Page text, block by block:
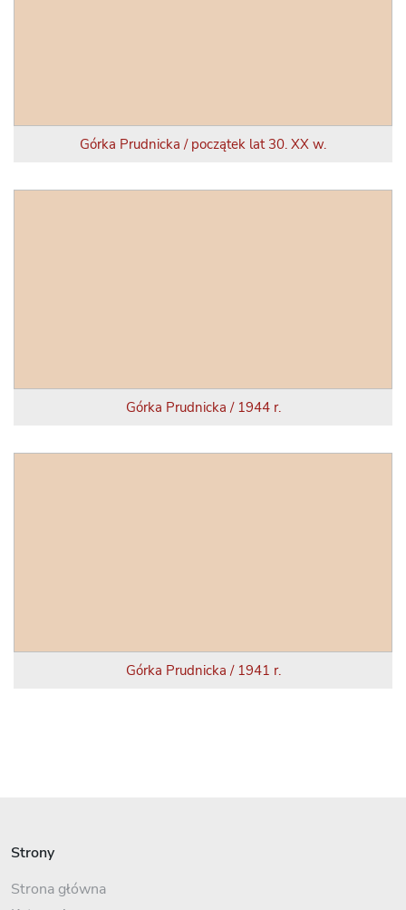
Górka Prudnicka / początek lat 30. XX w.
Górka Prudnicka / 1944 r.
Górka Prudnicka / 1941 r.
Strony
Strona główna